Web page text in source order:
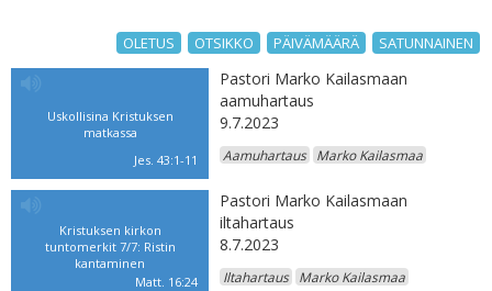
OLETUS OTSIKKO PÄIVÄMÄÄRÄ SATUNNAINEN
Uskollisina Kristuksen
matkassa
Jes. 43:1-11
Pastori Marko Kailasmaan
aamuhartaus
9.7.2023
Aamuhartaus Marko Kailasmaa
Kristuksen kirkon
tuntomerkit 7/7: Ristin
kantaminen
Matt. 16:24
Pastori Marko Kailasmaan
iltahartaus
8.7.2023
Iltahartaus Marko Kailasmaa